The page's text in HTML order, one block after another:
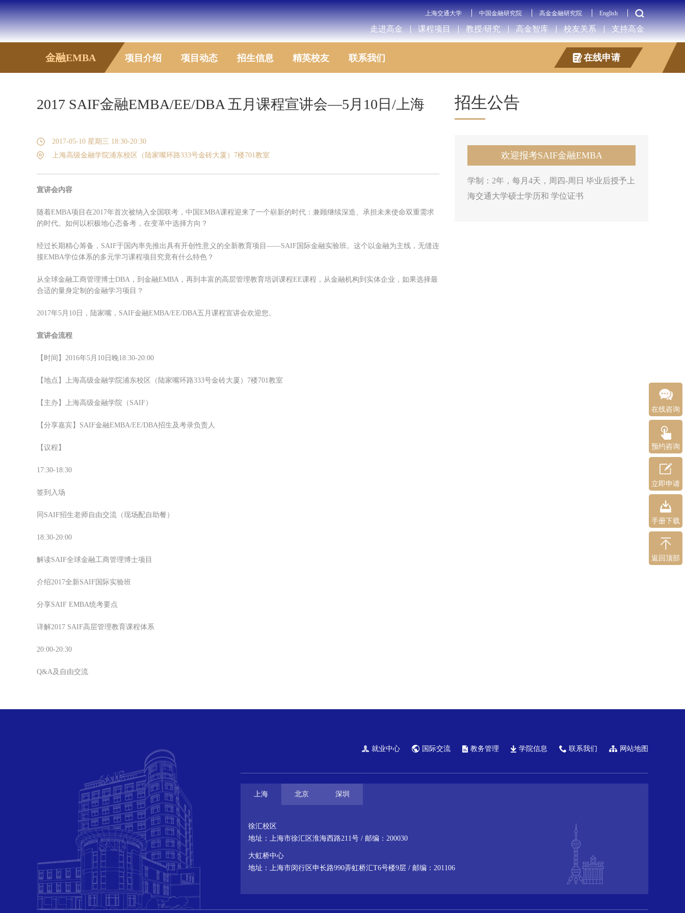
上海交通大学 中国金融研究院 高金金融研究院 English
走进高金 课程项目 教授/研究 高金智库 校友关系 支持高金
金融EMBA 项目介绍 项目动态 招生信息 精英校友 联系我们 在线申请
在线咨询
预约咨询
立即申请
手册下载
返回顶部
2017 SAIF金融EMBA/EE/DBA 五月课程宣讲会—5月10日/上海
2017-05-10 星期三 18:30-20:30
上海高级金融学院浦东校区（陆家嘴环路333号金砖大厦）7楼701教室
宣讲会内容
随着EMBA项目在2017年首次被纳入全国联考，中国EMBA课程迎来了一个崭新的时代：兼顾继续深造、承担未来使命双重需求
的时代。如何以积极地心态备考，在变革中选择方向？
经过长期精心筹备，SAIF于国内率先推出具有开创性意义的全新教育项目——SAIF国际金融实验班。这个以金融为主线，无缝连
接EMBA学位体系的多元学习课程项目究竟有什么特色？
从全球金融工商管理博士DBA，到金融EMBA，再到丰富的高层管理教育培训课程EE课程，从金融机构到实体企业，如果选择最
合适的量身定制的金融学习项目？
2017年5月10日，陆家嘴，SAIF金融EMBA/EE/DBA五月课程宣讲会欢迎您。
宣讲会流程
【时间】2016年5月10日晚18:30-20:00
【地点】上海高级金融学院浦东校区（陆家嘴环路333号金砖大厦）7楼701教室
【主办】上海高级金融学院（SAIF）
【分享嘉宾】SAIF金融EMBA/EE/DBA招生及考录负责人
【议程】
17:30-18:30
签到入场
同SAIF招生老师自由交流（现场配自助餐）
18:30-20:00
解读SAIF全球金融工商管理博士项目
介绍2017全新SAIF国际实验班
分享SAIF EMBA统考要点
详解2017 SAIF高层管理教育课程体系
20:00-20:30
Q&A及自由交流
招生公告
欢迎报考SAIF金融EMBA
学制：2年，每月4天，周四-周日 毕业后授予上
海交通大学硕士学历和 学位证书
就业中心 国际交流 教务管理 学院信息 联系我们 网站地图
上海 北京 深圳
徐汇校区
地址：上海市徐汇区淮海西路211号 / 邮编：200030
大虹桥中心
地址：上海市闵行区申长路990弄虹桥汇T6号楼9层 / 邮编：201106